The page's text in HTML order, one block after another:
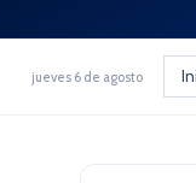
jueves 6 de agosto